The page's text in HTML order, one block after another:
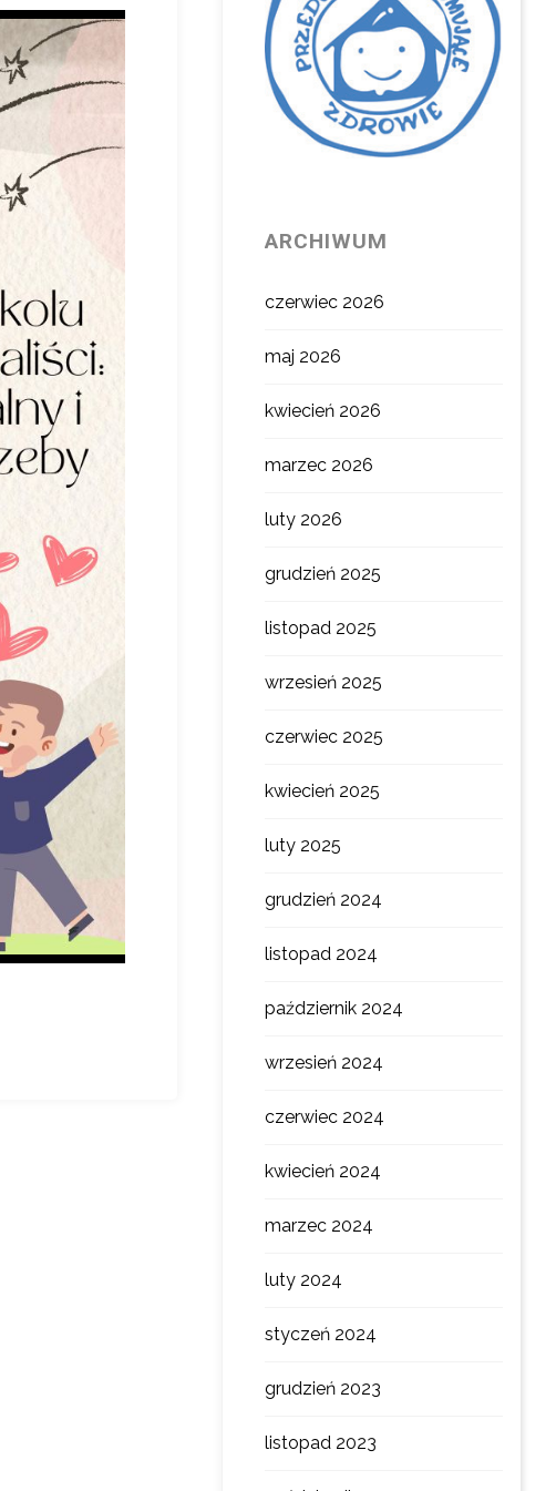
ARCHIWUM
czerwiec 2026
maj 2026
kwiecień 2026
marzec 2026
luty 2026
grudzień 2025
listopad 2025
wrzesień 2025
czerwiec 2025
kwiecień 2025
luty 2025
grudzień 2024
listopad 2024
październik 2024
wrzesień 2024
czerwiec 2024
kwiecień 2024
marzec 2024
luty 2024
styczeń 2024
grudzień 2023
listopad 2023